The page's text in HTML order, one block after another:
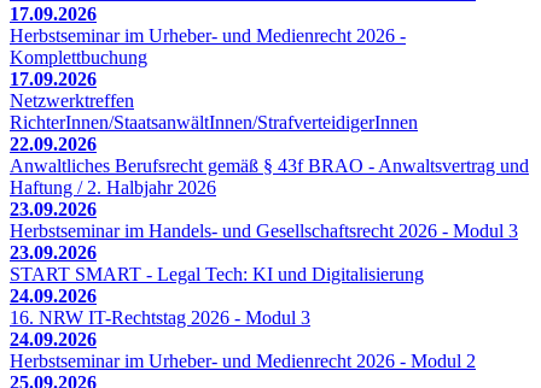
17.09.2026
Herbstseminar im Urheber- und Medienrecht 2026 -
Komplettbuchung
17.09.2026
Netzwerktreffen
RichterInnen/StaatsanwältInnen/StrafverteidigerInnen
22.09.2026
Anwaltliches Berufsrecht gemäß § 43f BRAO - Anwaltsvertrag und
Haftung / 2. Halbjahr 2026
23.09.2026
Herbstseminar im Handels- und Gesellschaftsrecht 2026 - Modul 3
23.09.2026
START SMART - Legal Tech: KI und Digitalisierung
24.09.2026
16. NRW IT-Rechtstag 2026 - Modul 3
24.09.2026
Herbstseminar im Urheber- und Medienrecht 2026 - Modul 2
25.09.2026